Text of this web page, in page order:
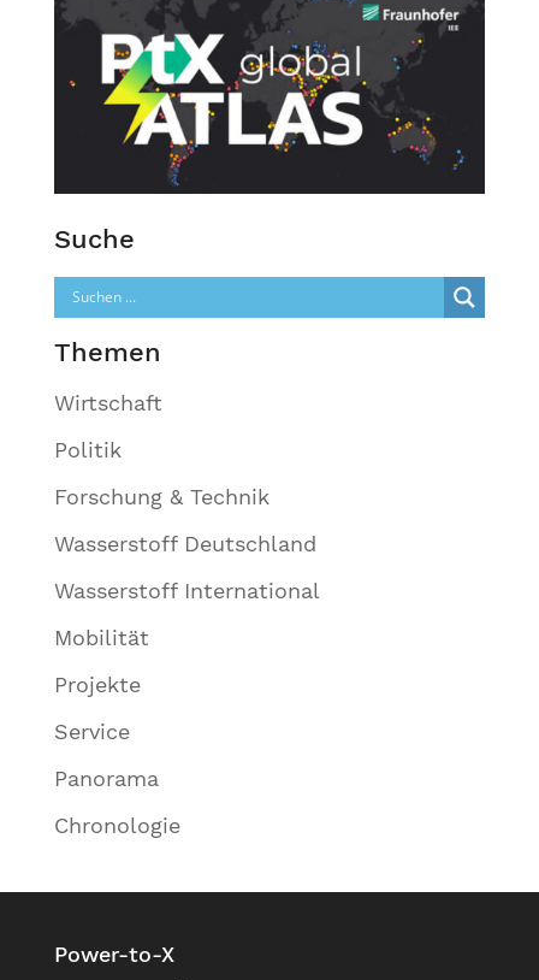
Suche
Themen
Wirtschaft
Politik
Forschung & Technik
Wasserstoff Deutschland
Wasserstoff International
Mobilität
Projekte
Service
Panorama
Chronologie
Power-to-X